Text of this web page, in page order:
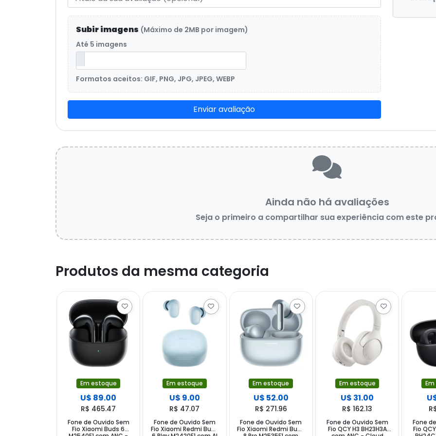
Subir imagens (Máximo de 2MB por imagem)
Até 5 imagens
Formatos aceitos: GIF, PNG, JPG, JPEG, WEBP
Enviar avaliação
Ainda não há avaliações
Seja o primeiro a compartilhar sua experiência com este
Produtos da mesma categoria
Em estoque
U$ 89.00
R$ 465.47
Fone de Ouvido Sem
Fio Xiaomi Buds 6
Em estoque
U$ 9.00
R$ 47.07
Fone de Ouvido Sem
Fio Xiaomi Redmi Buds
Em estoque
U$ 52.00
R$ 271.96
Fone de Ouvido Sem
Fio Xiaomi Redmi Buds
Em estoque
U$ 31.00
R$ 162.13
Fone de Ouvido Sem
Fio QCY H3 BH23H3A
Fone
Fio